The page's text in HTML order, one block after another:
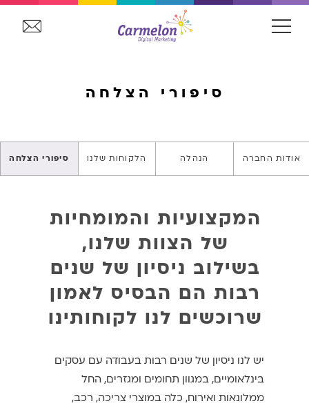
סיפורי הצלחה
אודות החברה הנהלה הלקוחות שלנו סיפורי הצלחה
המקצועיות והמומחיות
של הצוות שלנו,
בשילוב ניסיון של שנים
רבות הם הבסיס לאמון
שרוכשים לנו לקוחותינו
יש לנו ניסיון של שנים רבות בעבודה עם עסקים
בינלאומיים, במגוון תחומים ומגזרים, החל
ממלונאות ואירוח, כלה במוצרי צריכה, רכב,